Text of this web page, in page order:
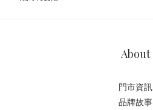
About
門市資訊
品牌故事